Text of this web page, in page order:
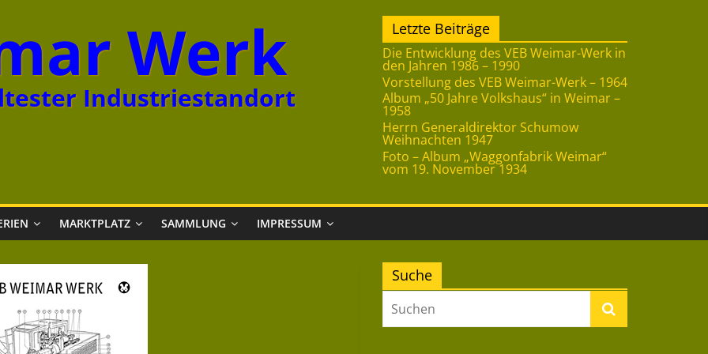
Werk
Industriestandort
Letzte Beiträge
Die Entwicklung des VEB Weimar-Werk in
den Jahren 1986 – 1990
Vorstellung des VEB Weimar-Werk – 1964
Album „50 Jahre Volkshaus“ in Weimar –
1958
Herrn Generaldirektor Schumow
Weihnachten 1947
Foto – Album „Waggonfabrik Weimar“
vom 19. November 1934
MARKTPLATZ SAMMLUNG IMPRESSUM
Suche